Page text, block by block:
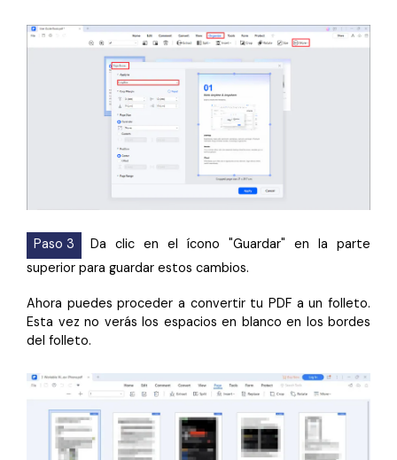
Paso 3
Da clic en el ícono "Guardar" en la parte
superior para guardar estos cambios.
Ahora puedes proceder a convertir tu PDF a un folleto.
Esta vez no verás los espacios en blanco en los bordes
del folleto.